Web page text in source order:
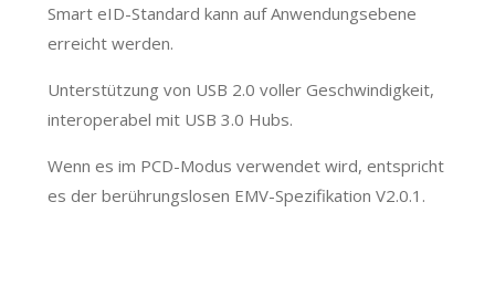
Smart eID-Standard kann auf Anwendungsebene
erreicht werden.
Unterstützung von USB 2.0 voller Geschwindigkeit,
interoperabel mit USB 3.0 Hubs.
Wenn es im PCD-Modus verwendet wird, entspricht
es der berührungslosen EMV-Spezifikation V2.0.1.